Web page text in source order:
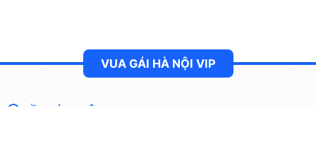
VUA GÁI HÀ NỘI VIP
VỀ CHÚNG TÔI